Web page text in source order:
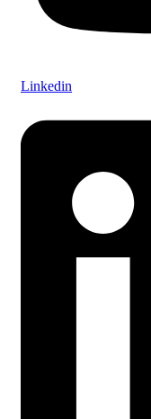
Linkedin